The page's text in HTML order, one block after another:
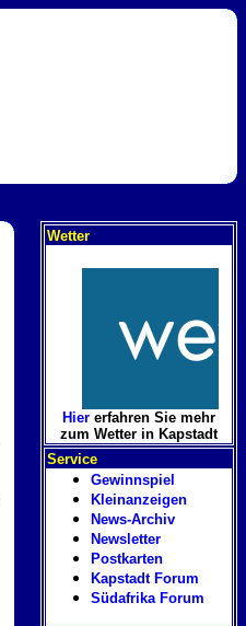
Wetter
Hier erfahren Sie mehr
zum Wetter in Kapstadt
Service
Gewinnspiel
Kleinanzeigen
News-Archiv
Newsletter
Postkarten
Kapstadt Forum
Südafrika Forum